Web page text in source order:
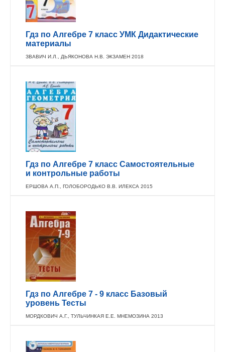
Гдз по Алгебре 7 класс УМК Дидактические
материалы
ЗВАВИЧ И.Л., ДЬЯКОНОВА Н.В. ЭКЗАМЕН 2018
Гдз по Алгебре 7 класс Самостоятельные
и контрольные работы
ЕРШОВА А.П., ГОЛОБОРОДЬКО В.В. ИЛЕКСА 2015
Гдз по Алгебре 7 - 9 класс Базовый
уровень Тесты
МОРДКОВИЧ А.Г., ТУЛЬЧИНКАЯ Е.Е. МНЕМОЗИНА 2013